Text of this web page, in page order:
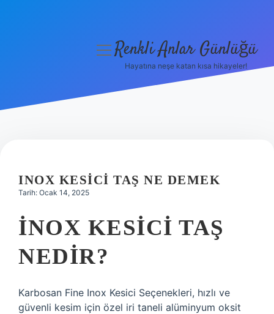
Hakkımızda
menüyüRenkli Anlar Günlüğü
Hayatına neşe katan kısa hikayeler!
INOX KESICI TAŞ NE DEMEK
Tarih: Ocak 14, 2025
İNOX KESICI TAŞ
NEDIR?
Karbosan Fine Inox Kesici Seçenekleri, hızlı ve
güvenli kesim için özel iri taneli alüminyum oksit